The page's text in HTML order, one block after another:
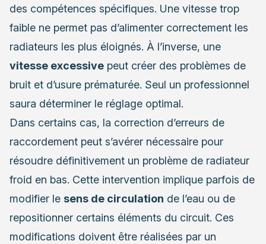
des compétences spécifiques. Une vitesse trop
faible ne permet pas d’alimenter correctement les
radiateurs les plus éloignés. À l’inverse, une
vitesse excessive peut créer des problèmes de
bruit et d’usure prématurée. Seul un professionnel
saura déterminer le réglage optimal.
Dans certains cas, la correction d’erreurs de
raccordement peut s’avérer nécessaire pour
résoudre définitivement un problème de radiateur
froid en bas. Cette intervention implique parfois de
modifier le sens de circulation de l’eau ou de
repositionner certains éléments du circuit. Ces
modifications doivent être réalisées par un